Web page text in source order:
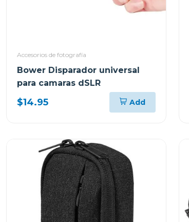
Accesorios de fotografía
Bower Disparador universal
para camaras dSLR
$14.95 Add